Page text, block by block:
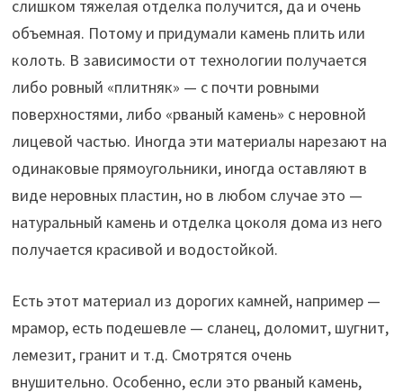
слишком тяжелая отделка получится, да и очень
объемная. Потому и придумали камень плить или
колоть. В зависимости от технологии получается
либо ровный «плитняк» — с почти ровными
поверхностями, либо «рваный камень» с неровной
лицевой частью. Иногда эти материалы нарезают на
одинаковые прямоугольники, иногда оставляют в
виде неровных пластин, но в любом случае это —
натуральный камень и отделка цоколя дома из него
получается красивой и водостойкой.
Есть этот материал из дорогих камней, например —
мрамор, есть подешевле — сланец, доломит, шугнит,
лемезит, гранит и т.д. Смотрятся очень
внушительно. Особенно, если это рваный камень,